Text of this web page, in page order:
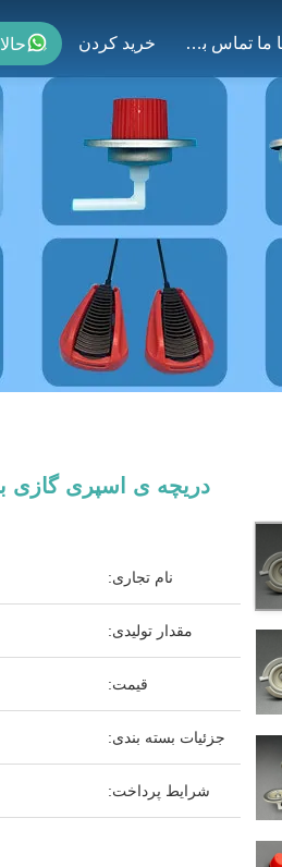
با ما تماس بگیرید خريد كردن
دریچه ی اسپری گازی
نام تجاری:
مقدار تولیدی:
قیمت:
جزئیات بسته بندی:
شرایط پرداخت: